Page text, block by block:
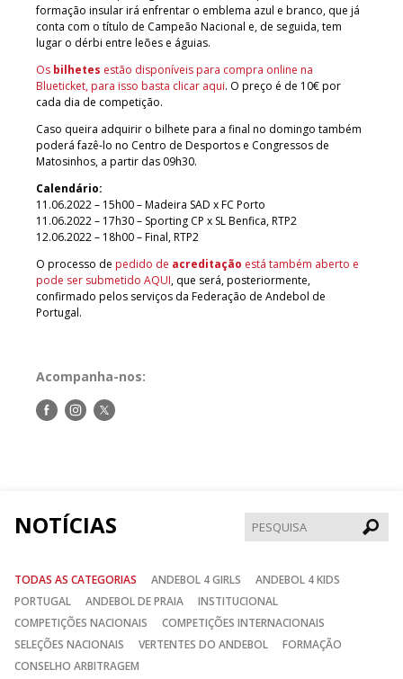
formação insular irá enfrentar o emblema azul e branco, que já
conta com o título de Campeão Nacional e, de seguida, tem
lugar o dérbi entre leões e águias.
Os bilhetes estão disponíveis para compra online na
Blueticket, para isso basta clicar aqui. O preço é de 10€ por
cada dia de competição.
Caso queira adquirir o bilhete para a final no domingo também
poderá fazê-lo no Centro de Desportos e Congressos de
Matosinhos, a partir das 09h30.
Calendário:
11.06.2022 – 15h00 – Madeira SAD x FC Porto
11.06.2022 – 17h30 – Sporting CP x SL Benfica, RTP2
12.06.2022 – 18h00 – Final, RTP2
O processo de pedido de acreditação está também aberto e
pode ser submetido AQUI, que será, posteriormente,
confirmado pelos serviços da Federação de Andebol de
Portugal.
Acompanha-nos:
Siga-Siga-Siga-
NOTÍCIAS
TODAS AS CATEGORIAS ANDEBOL 4 GIRLS
ANDEBOL 4 KIDS
PORTUGAL
ANDEBOL DE PRAIA
INSTITUCIONAL
COMPETIÇÕES NACIONAIS
COMPETIÇÕES INTERNACIONAIS
SELEÇÕES NACIONAIS
VERTENTES DO ANDEBOL
FORMAÇÃO
CONSELHO ARBITRAGEM